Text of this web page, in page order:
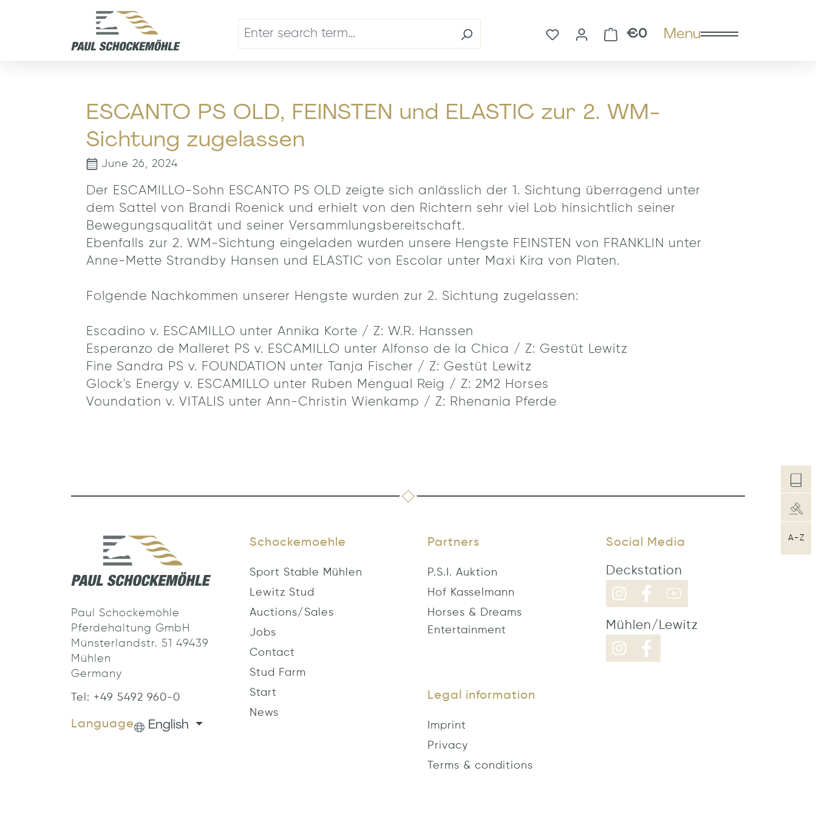
Skip to main navigation
Menu
You have 0 wishlist items
€0 Shopping cart contains
ESCANTO PS OLD, FEINSTEN und ELASTIC zur 2. WM-
Sichtung zugelassen
June 26, 2024
Der ESCAMILLO-Sohn ESCANTO PS OLD zeigte sich anlässlich der 1. Sichtung überragend unter
dem Sattel von Brandi Roenick und erhielt von den Richtern sehr viel Lob hinsichtlich seiner
Bewegungsqualität und seiner Versammlungsbereitschaft.
Ebenfalls zur 2. WM-Sichtung eingeladen wurden unsere Hengste FEINSTEN von FRANKLIN unter
Anne-Mette Strandby Hansen und ELASTIC von Escolar unter Maxi Kira von Platen.
Folgende Nachkommen unserer Hengste wurden zur 2. Sichtung zugelassen:
Escadino v. ESCAMILLO unter Annika Korte / Z: W.R. Hanssen
Esperanzo de Malleret PS v. ESCAMILLO unter Alfonso de la Chica / Z: Gestüt Lewitz
Fine Sandra PS v. FOUNDATION unter Tanja Fischer / Z: Gestüt Lewitz
Glock's Energy v. ESCAMILLO unter Ruben Mengual Reig / Z: 2M2 Horses
Voundation v. VITALIS unter Ann-Christin Wienkamp / Z: Rhenania Pferde
Paul Schockemöhle
Pferdehaltung GmbH
Münsterlandstr. 51 49439
Mühlen
Germany
Tel: +49 5492 960-0
Language English
Schockemoehle
Sport Stable Mühlen
Lewitz Stud
Auctions/Sales
Jobs
Contact
Stud Farm
Start
News
Partners
P.S.I. Auktion
Hof Kasselmann
Horses & Dreams
Entertainment
Legal information
Imprint
Privacy
Terms & conditions
Social Media
Deckstation
Mühlen/Lewitz
A-Z